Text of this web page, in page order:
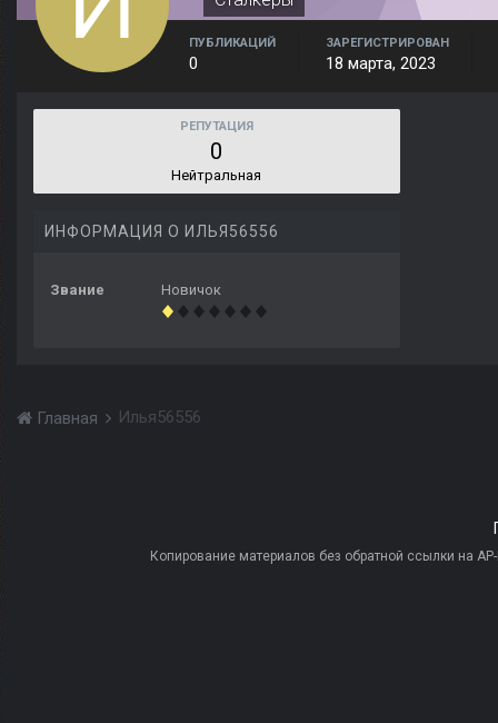
ПУБЛИКАЦИЙ
0
ЗАРЕГИСТРИРОВАН
18 марта, 2023
РЕПУТАЦИЯ
0
Нейтральная
ИНФОРМАЦИЯ О ИЛЬЯ56556
Звание Новичок
Главная Илья56556
Копирование материалов без обратной ссылки на